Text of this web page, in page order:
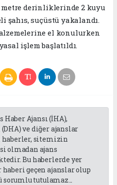
metre derinliklerinde 2 kuyu
şahıs, suçüstü yakalandı.
el konulurken
işlem başlatıldı.
Haber Ajansı (İHA),
ve diğer ajanslar
haberler, sitemizin
olmadan ajans
Bu haberlerde yer
geçen ajanslar olup
tutulamaz...